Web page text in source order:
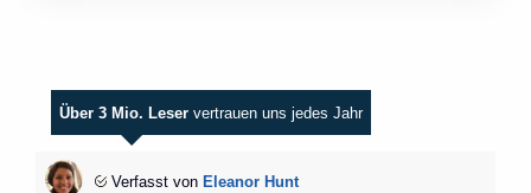
Über 3 Mio. Leser vertrauen uns jedes Jahr
Verfasst von Eleanor Hunt